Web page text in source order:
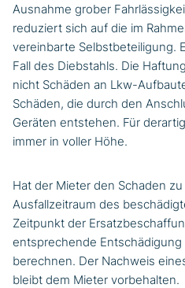
Ausnahme grober
reduziert sich auf die im
vereinbarte Selbstbeteiligung.
Fall des Diebstahls. Die
nicht Schäden an Lkw-
Schäden, die durch den
Geräten entstehen. Für
immer in voller Höhe.
Hat der Mieter den Schaden
Ausfallzeitraum des
Zeitpunkt der
entsprechende Entschädigung
berechnen. Der Nachweis
bleibt dem Mieter vorbehalten.